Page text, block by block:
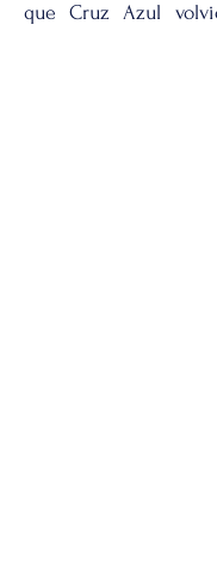
que Cruz Azul